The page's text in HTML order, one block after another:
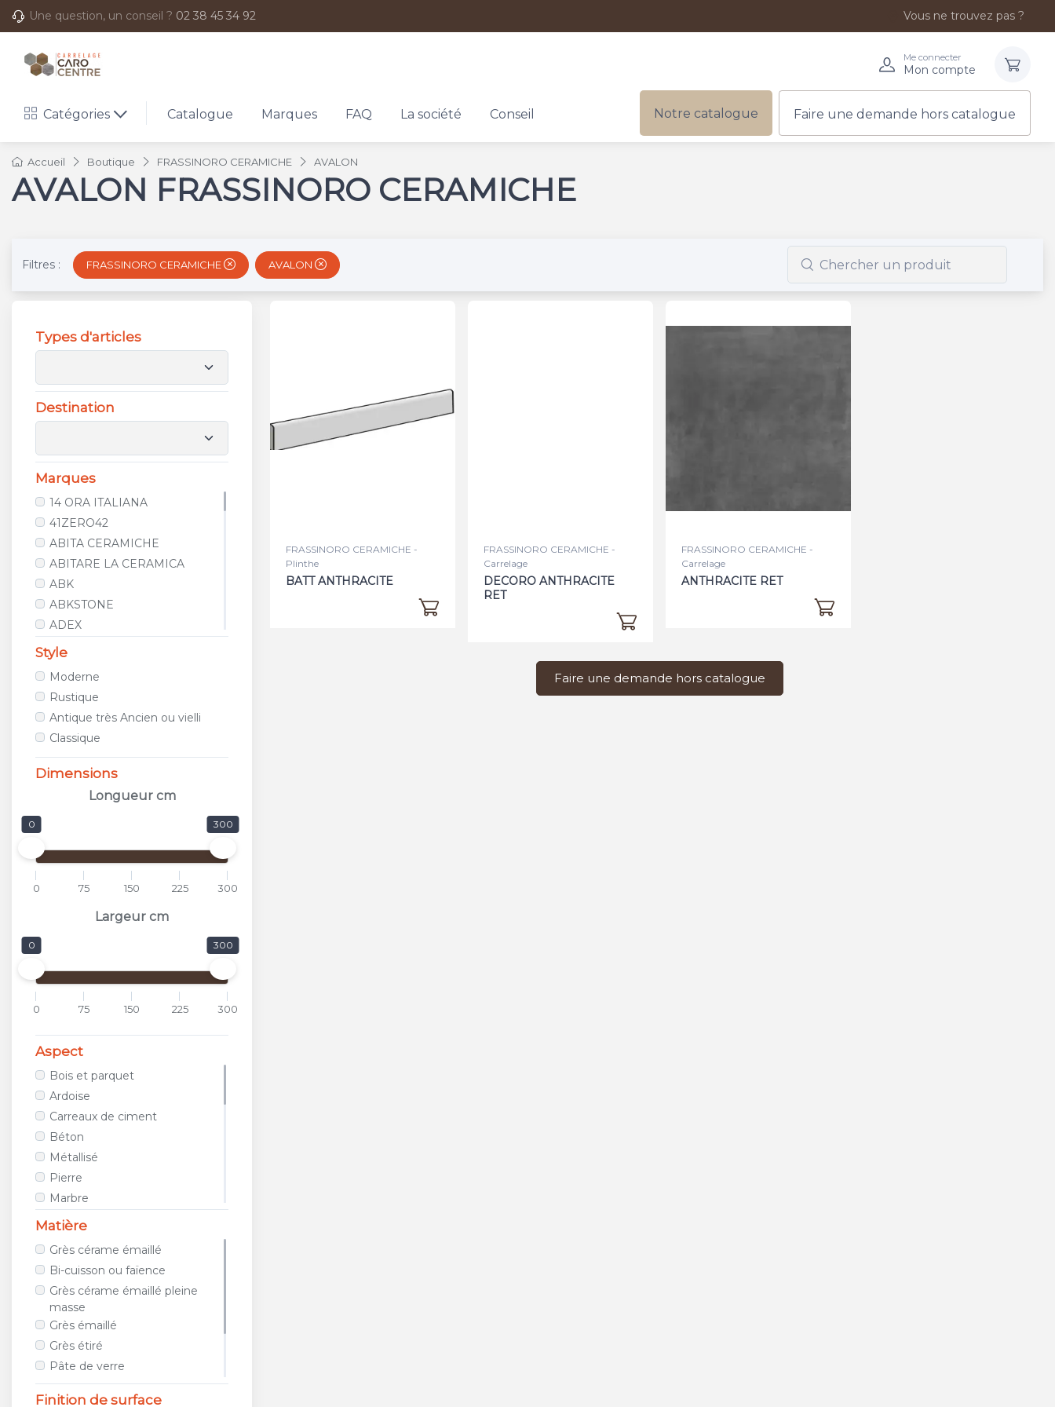
Une question, un conseil ? 02 38 45 34 92 Vous ne trouvez pas ?
Me connecter
Mon compte
Catégories Catalogue Marques FAQ La société Conseil Notre catalogue Faire une demande hors catalogue
Accueil Boutique FRASSINORO CERAMICHE AVALON
AVALON FRASSINORO CERAMICHE
Filtres : FRASSINORO CERAMICHE AVALON
Types d'articles
Destination
Marques
14 ORA ITALIANA
41ZERO42
ABITA CERAMICHE
ABITARE LA CERAMICA
ABK
ABKSTONE
ADEX
AGROB BUCHTAL
ALFALUX
ANTICA CERAMICA RUBIERA
APARICI
APAVISA
AREA CERAMICHE
AREZIA
ARGENTA
ARIOSTEA
ARPA
ARTISTICA DUE
ASCOT
ASTOR
ATLAS CONCORDE
AVA CERAMICA
AZTECA CERAMICA
AZULEJOS BENADRESA
AZULEV
AZUVI
B&B CERAMICHE
BAERWOLF
BAGATTINI
BARDELLI
BAYKER
BELLACASA CERAMICA
BELLAVISTA
BIOPETRA
BISAZZA
BLUSTYLE
BOXER
Style
Moderne
Rustique
Antique très Ancien ou vielli
Classique
Dimensions
Longueur cm
0 300
0 75 150 225 300
Largeur cm
0 300
0 75 150 225 300
Aspect
Bois et parquet
Ardoise
Carreaux de ciment
Béton
Métallisé
Pierre
Marbre
Tissu / Cuir
Géométrique
Images et photos
Galet et mosaïque
Travertin
Terracotta
Matière
Grès cérame émaillé
Bi-cuisson ou faïence
Grès cérame émaillé pleine
masse
Grès émaillé
Grès étiré
Pâte de verre
Métal
Finition de surface
FRASSINORO CERAMICHE -
Plinthe
BATT ANTHRACITE
FRASSINORO CERAMICHE -
Carrelage
DECORO ANTHRACITE
RET
FRASSINORO CERAMICHE -
Carrelage
ANTHRACITE RET
Faire une demande hors catalogue